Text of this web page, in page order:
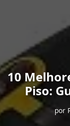
10
Piso:
por